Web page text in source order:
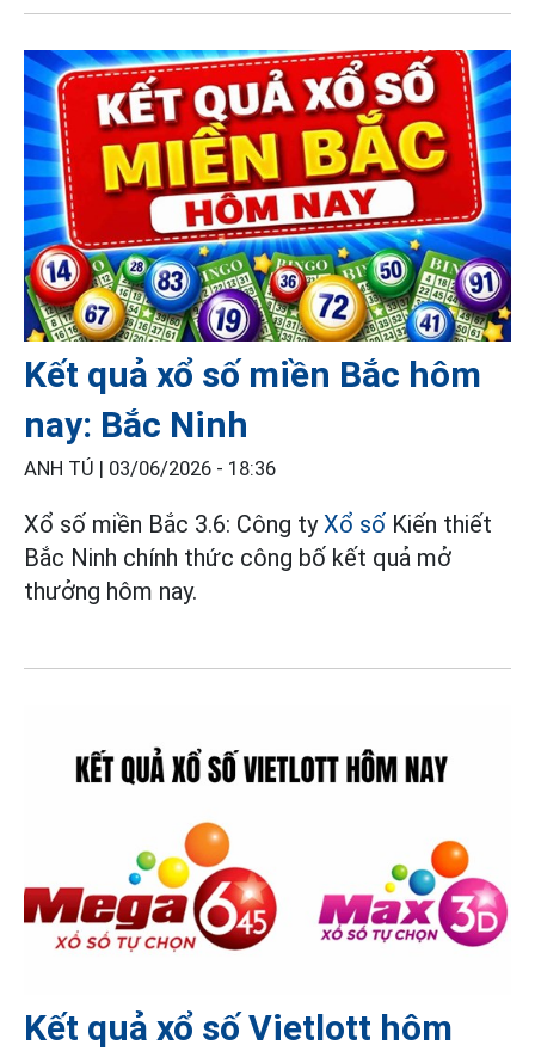
Kết quả xổ số miền Bắc hôm
nay: Bắc Ninh
ANH TÚ | 03/06/2026 - 18:36
Xổ số miền Bắc 3.6: Công tyXổ số Kiến thiết
Bắc Ninh chính thức công bố kết quả mở
thưởng hôm nay.
Kết quả xổ số Vietlott hôm